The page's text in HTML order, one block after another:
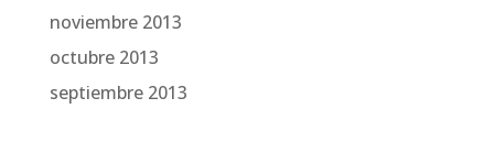
noviembre 2013
octubre 2013
septiembre 2013